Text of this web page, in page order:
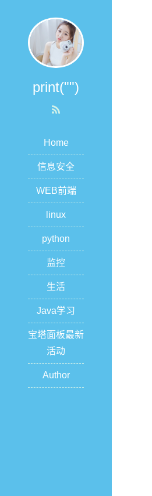
print("")
Home
信息安全
WEB前端
linux
python
监控
生活
Java学习
宝塔面板最新
活动
Author